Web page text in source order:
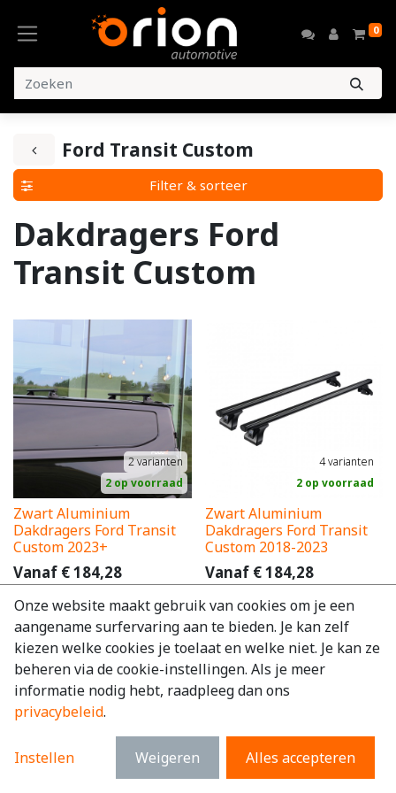
0
Ford Transit Custom
Filter & sorteer
Dakdragers Ford
Transit Custom
2varianten
2 op voorraad
Zwart Aluminium
Dakdragers Ford Transit
Custom 2023+
Vanaf €184,28
excl. BTW
€222,98 incl. BTW
4varianten
2 op voorraad
Zwart Aluminium
Dakdragers Ford Transit
Custom 2018-2023
Vanaf €184,28
excl. BTW
€222,98 incl. BTW
Onze website maakt gebruik van cookies om je een
aangename surfervaring aan te bieden. Je kan zelf
kiezen welke cookies je toelaat en welke niet. Je kan ze
beheren via de cookie-instellingen. Als je meer
informatie nodig hebt, raadpleeg dan ons
privacybeleid.
Instellen Weigeren Alles accepteren